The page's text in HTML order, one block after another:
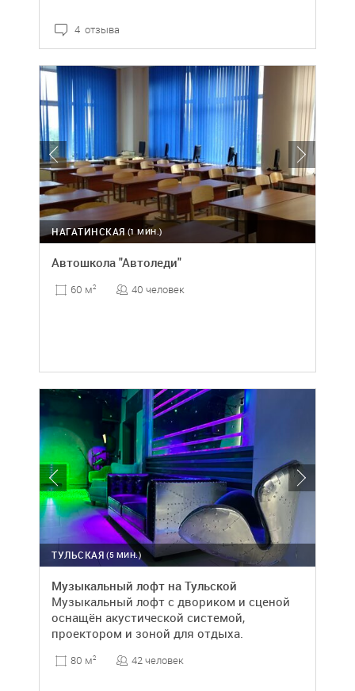
4 отзыва
(1 МИН.)
НАГАТИНСКАЯ
Автошкола "Автоледи"
60 м2 40 человек
(5 МИН.)
ТУЛЬСКАЯ
Музыкальный лофт на Тульской
Музыкальный лофт с двориком и сценой
оснащён акустической системой,
проектором и зоной для отдыха.
80 м2 42 человек